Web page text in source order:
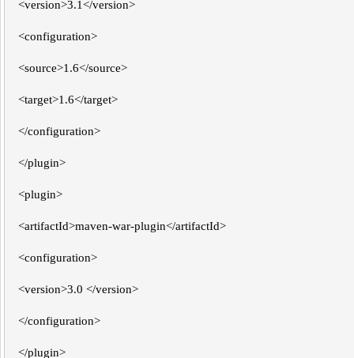
<version>3.1</version>
<configuration>
<source>1.6</source>
<target>1.6</target>
</configuration>
</plugin>
<plugin>
<artifactId>maven-war-plugin</artifactId>
<configuration>
<version>3.0 </version>
</configuration>
</plugin>